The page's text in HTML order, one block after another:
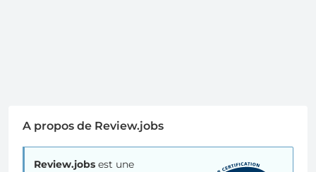
A propos de Review.jobs
Review.jobs est une